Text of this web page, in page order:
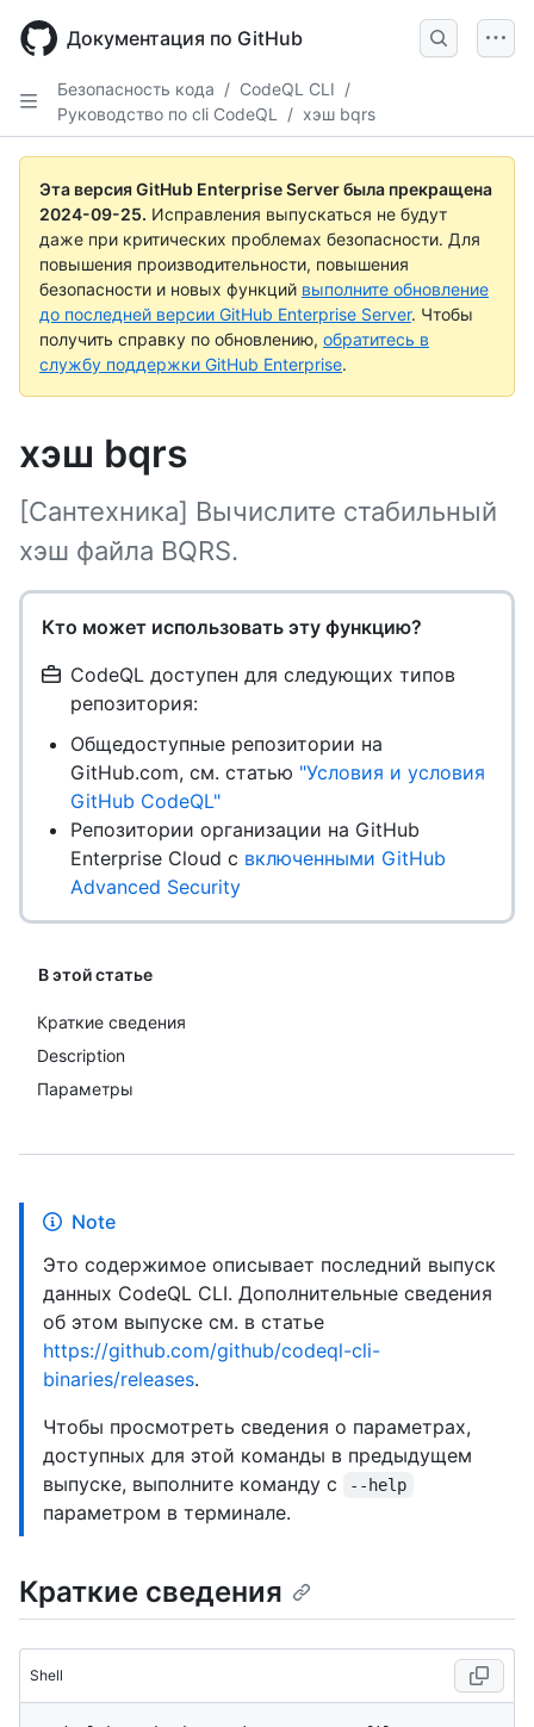
main
Документация по GitHub
Безопасность кода / CodeQL CLI /
Руководство по cli CodeQL
/ хэш bqrs
Эта версия GitHub Enterprise Server была прекращена
2024-09-25. Исправления выпускаться не будут
даже при критических проблемах безопасности. Для
повышения производительности, повышения
безопасности и новых функций выполните обновление
до последней версии GitHub Enterprise Server. Чтобы
получить справку по обновлению, обратитесь в
службу поддержки GitHub Enterprise.
хэш bqrs
[Сантехника] Вычислите стабильный
хэш файла BQRS.
Кто может использовать эту функцию?
CodeQL доступен для следующих типов
репозитория:
Общедоступные репозитории на
GitHub.com, см. статью "Условия и условия
GitHub CodeQL"
Репозитории организации на GitHub
Enterprise Cloud с включенными GitHub
Advanced Security
В этой статье
Краткие сведения
Description
Параметры
Note
Это содержимое описывает последний выпуск
данных CodeQL CLI. Дополнительные сведения
об этом выпуске см. в статье
https://github.com/github/codeql-cli-
binaries/releases.
Чтобы просмотреть сведения о параметрах,
доступных для этой команды в предыдущем
выпуске, выполните команду с
--help
параметром в терминале.
Краткие сведения
Shell